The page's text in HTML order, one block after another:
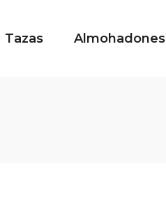
Tazas Almohadones